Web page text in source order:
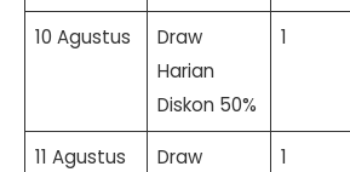
10 Agustus
Draw
Harian
Diskon 50%
1
11 Agustus
Draw
1